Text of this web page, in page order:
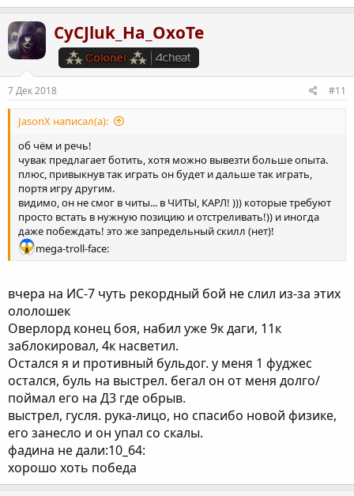
CyCJluk_Ha_OxoTe
7 Дек 2018 #11
JasonX написал(а):
об чём и речь!
чувак предлагает ботить, хотя можно вывезти больше опыта.
плюс, привыкнув так играть он будет и дальше так играть,
портя игру другим.
видимо, он не смог в читы... в ЧИТЫ, КАРЛ! ))) которые требуют
просто встать в нужную позицию и отстреливать!)) и иногда
даже побеждать! это же запредельный скилл (нет)!
mega-troll-face:
вчера на ИС-7 чуть рекордный бой не слил из-за этих
ололошек
Оверлорд конец боя, набил уже 9к даги, 11к
заблокировал, 4к насветил.
Остался я и противный бульдог. у меня 1 фуджес
остался, буль на выстрел. бегал он от меня долго/
поймал его на Д3 где обрыв.
выстрел, гусля. рука-лицо, но спасибо новой физике,
его занесло и он упал со скалы.
фадина не дали:10_64:
хорошо хоть победа